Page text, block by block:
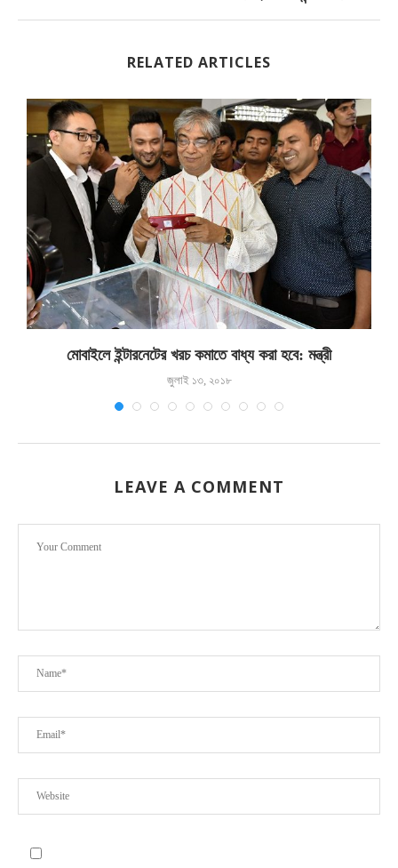
RELATED ARTICLES
মোবাইলে ইন্টারনেটের খরচ কমাতে বাধ্য করা হবে: মন্ত্রী
জুলাই ১৩, ২০১৮
LEAVE A COMMENT